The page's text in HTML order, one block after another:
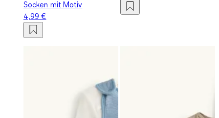
Socken mit Motiv
4,99 €